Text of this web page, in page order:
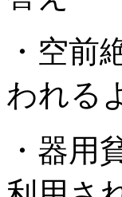
・空前
われる
・器用